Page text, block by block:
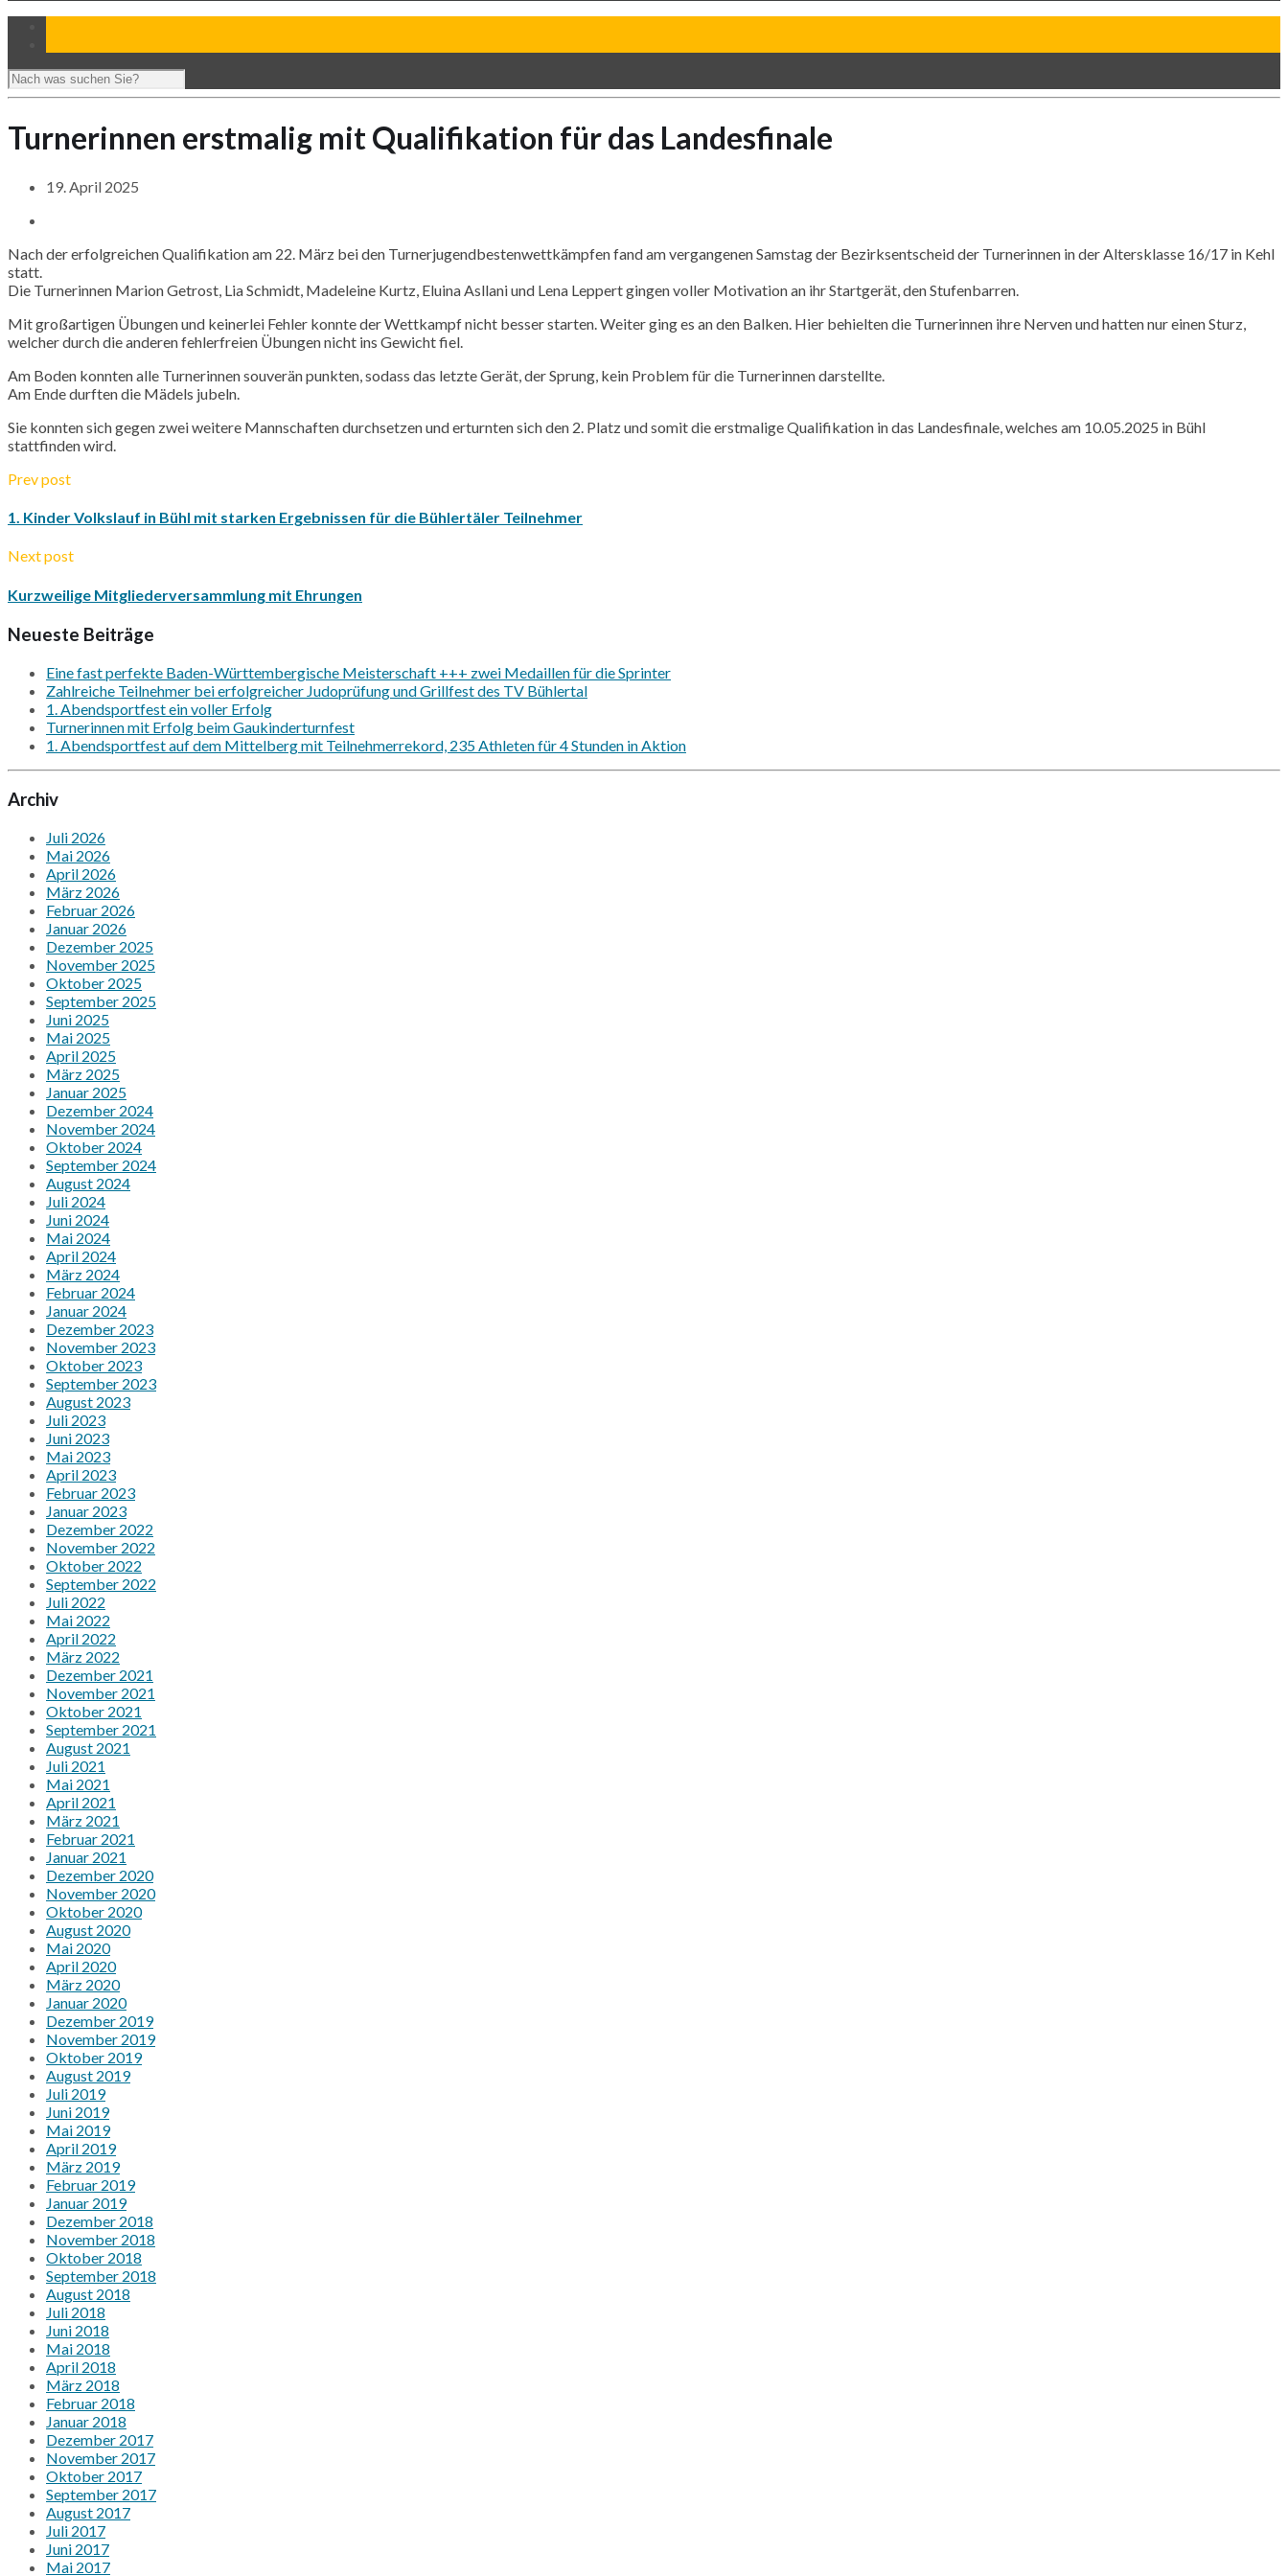
Turnerinnen erstmalig mit Qualifikation für das Landesfinale
19. April 2025
Nach der erfolgreichen Qualifikation am 22. März bei den Turnerjugendbestenwettkämpfen fand am vergangenen Samstag der Bezirksentscheid der Turnerinnen in der Altersklasse 16/17 in Kehl
statt.
Die Turnerinnen Marion Getrost, LiaSchmidt, Madeleine Kurtz, EluinaAsllaniund Lena Leppert gingen voller Motivation an ihr Startgerät, den Stufenbarren.
Mit großartigen Übungen und keinerlei Fehler konnte der Wettkampf nicht besser starten. Weiter ging es an den Balken. Hier behielten die Turnerinnen ihre Nerven und hatten nur einen Sturz,
welcher durch die anderen fehlerfreien Übungen nicht ins Gewicht fiel.
Am Boden konnten alle Turnerinnen souverän punkten, sodass das letzte Gerät, der Sprung, kein Problem für die Turnerinnen darstellte.
Am Ende durften die Mädels jubeln.
Sie konnten sich gegen zwei weitere Mannschaften durchsetzen und erturnten sich den 2. Platz und somit die erstmalige Qualifikation in das Landesfinale, welches am 10.05.2025 in Bühl
stattfinden wird.
Prev post
1. Kinder Volkslauf in Bühl mit starken Ergebnissen für die Bühlertäler Teilnehmer
Next post
Kurzweilige Mitgliederversammlung mit Ehrungen
Neueste Beiträge
Eine fast perfekte Baden-Württembergische Meisterschaft +++ zwei Medaillen für die Sprinter
Zahlreiche Teilnehmer bei erfolgreicher Judoprüfung und Grillfest des TV Bühlertal
1. Abendsportfest ein voller Erfolg
Turnerinnen mit Erfolg beim Gaukinderturnfest
1. Abendsportfest auf dem Mittelberg mit Teilnehmerrekord, 235 Athleten für 4 Stunden in Aktion
Archiv
Juli 2026
Mai 2026
April 2026
März 2026
Februar 2026
Januar 2026
Dezember 2025
November 2025
Oktober 2025
September 2025
Juni 2025
Mai 2025
April 2025
März 2025
Januar 2025
Dezember 2024
November 2024
Oktober 2024
September 2024
August 2024
Juli 2024
Juni 2024
Mai 2024
April 2024
März 2024
Februar 2024
Januar 2024
Dezember 2023
November 2023
Oktober 2023
September 2023
August 2023
Juli 2023
Juni 2023
Mai 2023
April 2023
Februar 2023
Januar 2023
Dezember 2022
November 2022
Oktober 2022
September 2022
Juli 2022
Mai 2022
April 2022
März 2022
Dezember 2021
November 2021
Oktober 2021
September 2021
August 2021
Juli 2021
Mai 2021
April 2021
März 2021
Februar 2021
Januar 2021
Dezember 2020
November 2020
Oktober 2020
August 2020
Mai 2020
April 2020
März 2020
Januar 2020
Dezember 2019
November 2019
Oktober 2019
August 2019
Juli 2019
Juni 2019
Mai 2019
April 2019
März 2019
Februar 2019
Januar 2019
Dezember 2018
November 2018
Oktober 2018
September 2018
August 2018
Juli 2018
Juni 2018
Mai 2018
April 2018
März 2018
Februar 2018
Januar 2018
Dezember 2017
November 2017
Oktober 2017
September 2017
August 2017
Juli 2017
Juni 2017
Mai 2017